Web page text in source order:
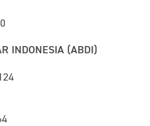
INDONESIA (ABDI)